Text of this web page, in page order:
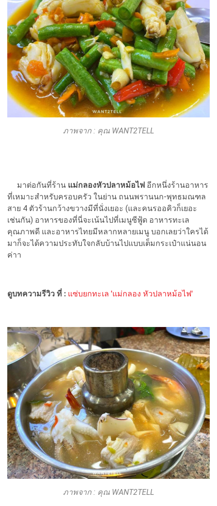
ภาพจาก : คุณ WANT2TELL
มาต่อกันที่ร้าน แม่กลองหัวปลาหม้อไฟ อีกหนึ่งร้านอาหาร
ที่เหมาะสำหรับครอบครัว ในย่าน ถนนพรานนก-พุทธมณฑล
สาย 4 ตัวร้านกว้างขวางมีที่นั่งเยอะ (และคนรออคิวก็เยอะ
เช่นกัน) อาหารของที่นี่จะเน้นไปที่เมนูซีฟู้ด อาหารทะเล
คุณภาพดี และอาหารไทยมีหลากหลายเมนู บอกเลยว่าใครได้
มาก็จะได้ความประทับใจกลับบ้านไปแบบเต็มกระเป๋าแน่นอน
ค่าา
ดูบทความรีวิว ที่ : แซ่บยกทะเล 'แม่กลอง หัวปลาหม้อไฟ'
ภาพจาก : คุณ WANT2TELL